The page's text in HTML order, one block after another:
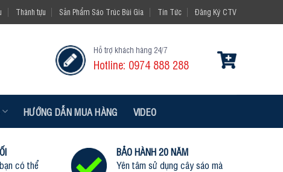
Thành tựu Sản Phẩm Sáo Trúc Bùi Gia Tin Tức Đăng Ký CTV
Hỗ trợ khách hàng 24/7
Hotline: 0974 888 288
HƯỚNG DẪN MUA HÀNG VIDEO
có thể
BẢO HÀNH 20 NĂM
Yên tâm sử dụng cây sáo mà